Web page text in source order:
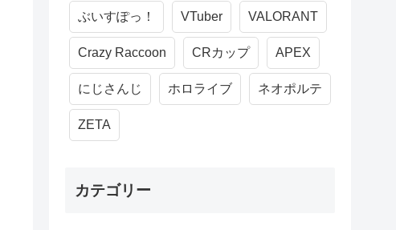
ぶいすぽっ！ VTuber VALORANT
Crazy Raccoon CRカップ APEX
にじさんじ ホロライブ ネオポルテ
ZETA
カテゴリー